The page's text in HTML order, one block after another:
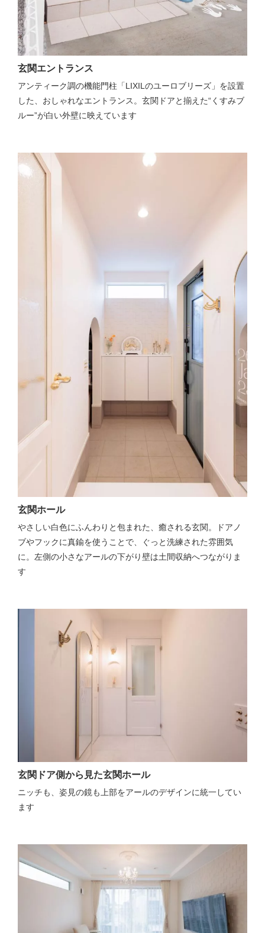
玄関エントランス
アンティーク調の機能門柱「LIXILのユーロブリーズ」を設置
した、おしゃれなエントランス。玄関ドアと揃えた“くすみブ
ルー”が白い外壁に映えています
玄関ホール
やさしい白色にふんわりと包まれた、癒される玄関。ドアノ
ブやフックに真鍮を使うことで、ぐっと洗練された雰囲気
に。左側の小さなアールの下がり壁は土間収納へつながりま
す
玄関ドア側から見た玄関ホール
ニッチも、姿見の鏡も上部をアールのデザインに統一してい
ます